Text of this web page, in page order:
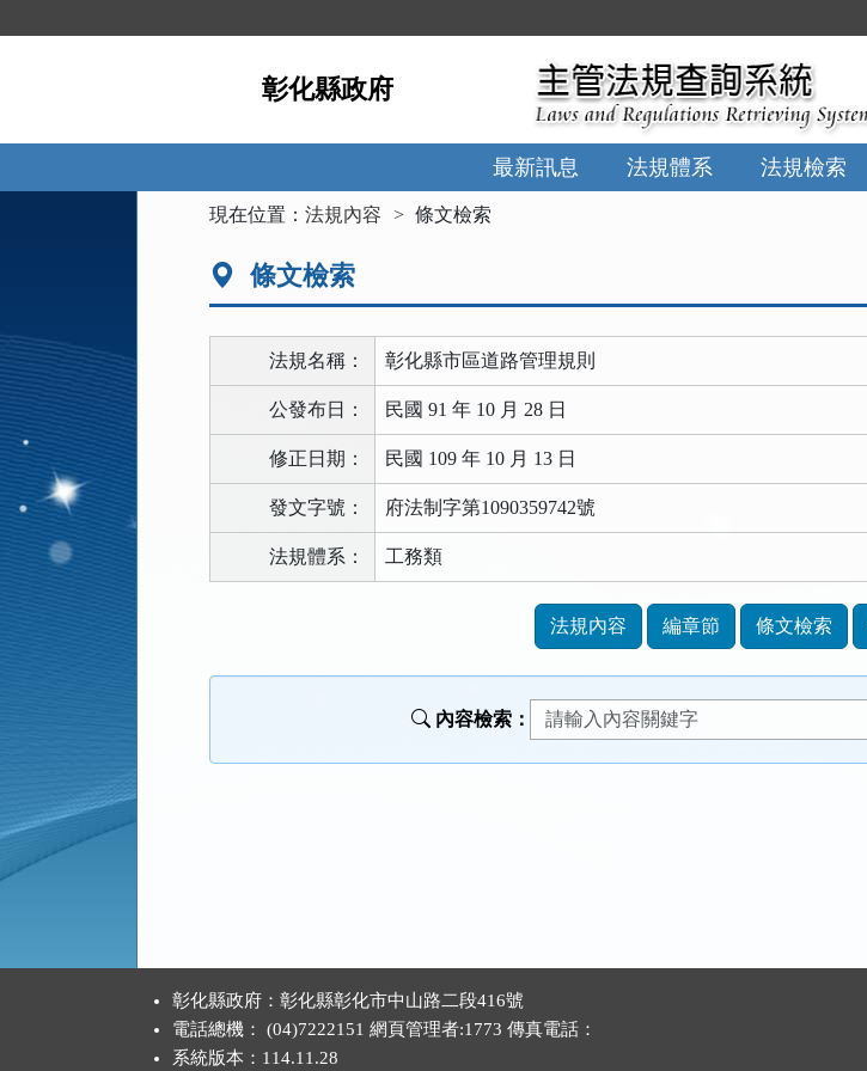
到
彰化縣政府
最新訊息 法規體系 法規檢索
現在位置：法規內容 條文檢索
條文檢索
法規名稱： 彰化縣市區道路管理規則
公發布日： 民國 91 年 10 月 28 日
修正日期： 民國 109 年 10 月 13 日
發文字號： 府法制字第1090359742號
法規體系： 工務類
功
鈕
法規內容 編章節 條文檢索
內容檢索：
彰化縣政府：彰化縣彰化市中山路二段416號
電話總機： (04)7222151 網頁管理者:1773 傳真電話：
系統版本： 114.11.28